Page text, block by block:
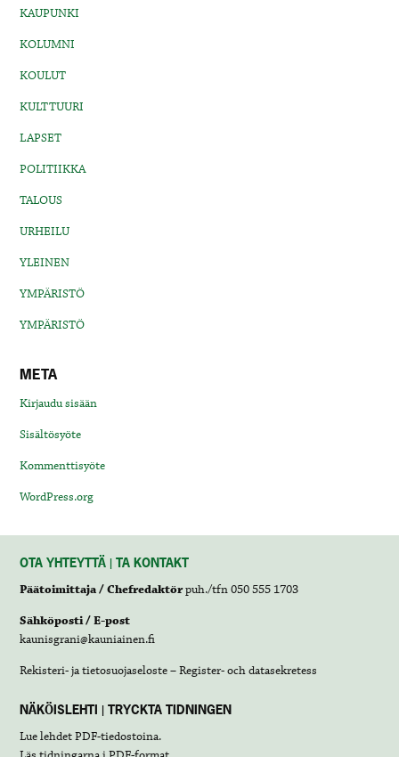
KAUPUNKI
KOLUMNI
KOULUT
KULTTUURI
LAPSET
POLITIIKKA
TALOUS
URHEILU
YLEINEN
YMPÄRISTÖ
YMPÄRISTÖ
META
Kirjaudu sisään
Sisältösyöte
Kommenttisyöte
WordPress.org
OTA YHTEYTTÄ | TA KONTAKT
Päätoimittaja / Chefredaktörpuh./tfn 050 555 1703
Sähköposti / E-post
kaunisgrani@kauniainen.fi
Rekisteri- ja tietosuojaseloste – Register- och datasekretess
NÄKÖISLEHTI | TRYCKTA TIDNINGEN
Lue lehdetPDF-tiedostoina.